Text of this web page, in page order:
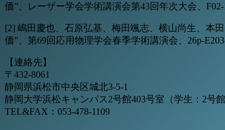
価”、レーザー学会学術講演会第43回年次大会、
[2] 嶋田慶也、石原弘基、梅田颯志、横山尚生、本
価”、第69回応用物理学会春季学術講演会、26p-
【連絡先】
〒432-8061
静岡県浜松市中央区城北3-5-1
静岡大学浜松キャンパス2号館403号室（学生：2号館
TEL&FAX：053-478-1109